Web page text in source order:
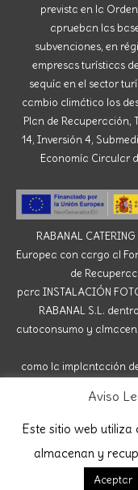
prevista en la
aprueban las
subvenciones, en
empresas turísticas
sequía en el sector
cambio climático los
Plan de Recuperación,
14, Inversión 4,
Economía Circular
RABANAL
Europea con cargo al
de
para INSTALACIÓN
RABANAL S.L.
autoconsumo y
como la implantación
residencial del
Demográfico,
a través de
Aviso
Este sitio web utiliza
almacenan y
Aceptar